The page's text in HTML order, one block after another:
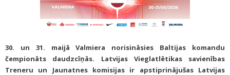
30. un 31. maijā Valmiera norisināsies Baltijas komandu
čempionāts daudzcīņās. Latvijas Vieglatlētikas savienības
Treneru un Jaunatnes komisijas ir apstiprinājušas Latvijas